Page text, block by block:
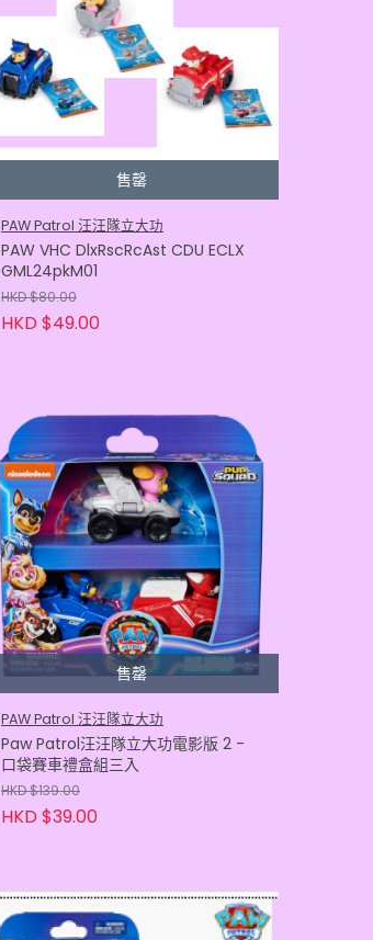
售罄
PAW Patrol 汪汪隊立大功
PAW VHC DlxRscRcAst CDU ECLX
GML24pkM01
HKD $80.00
HKD $49.00
售罄
PAW Patrol 汪汪隊立大功
Paw Patrol汪汪隊立大功電影版 2 -
口袋賽車禮盒組三入
HKD $139.00
HKD $39.00